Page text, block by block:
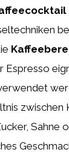
Espresso
zwischen
Sahne